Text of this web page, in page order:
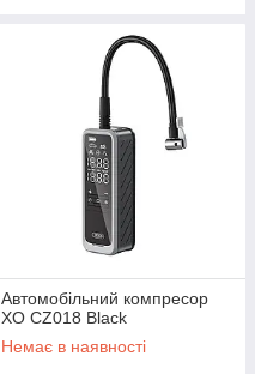
Автомобільний компресор
XO CZ018 Black
Немає в наявності